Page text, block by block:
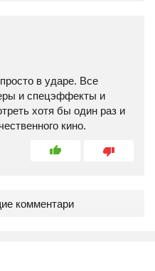
в ударе. Все
и спецэффекты и
хотя бы один раз и
кино.
комментари